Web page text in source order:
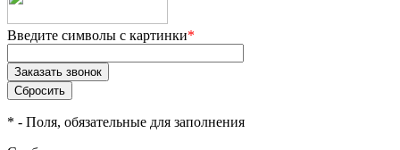
Введите символы с картинки*
* - Поля, обязательные для заполнения